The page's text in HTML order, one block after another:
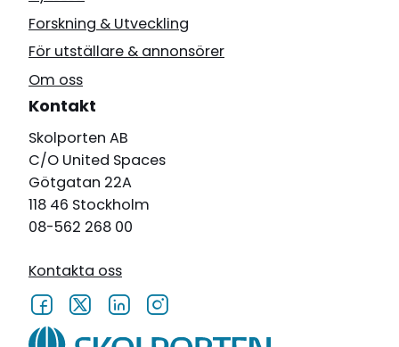
Forskning & Utveckling
För utställare & annonsörer
Om oss
Kontakt
Skolporten AB
C/O United Spaces
Götgatan 22A
118 46 Stockholm
08-562 268 00
Kontakta oss